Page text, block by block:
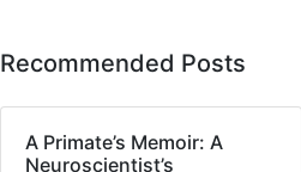
Recommended Posts
A Primate’s Memoir: A
Neuroscientist’s